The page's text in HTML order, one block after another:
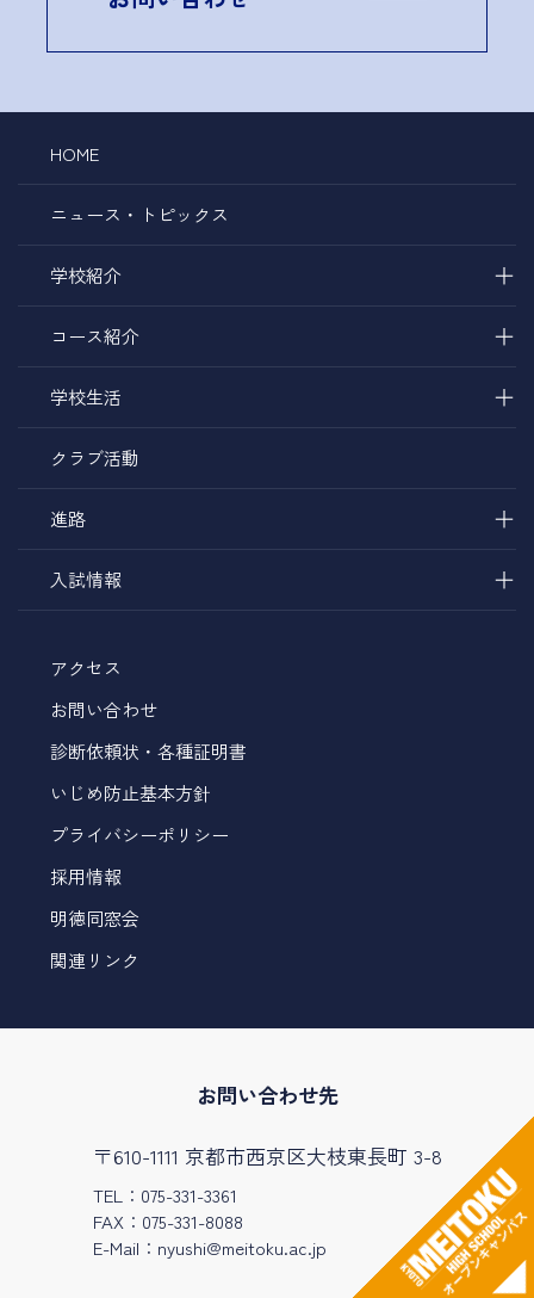
HOME
ニュース・トピックス
学校紹介 ＋
コース紹介 ＋
学校生活 ＋
クラブ活動
進路 ＋
入試情報 ＋
アクセス
お問い合わせ
診断依頼状・各種証明書
いじめ防止基本方針
プライバシーポリシー
採用情報
明徳同窓会
関連リンク
お問い合わせ先
〒610-1111 京都市西京区大枝東長町 3-8
TEL：075-331-3361
FAX：075-331-8088
E-Mail： nyushi@meitoku.ac.jp